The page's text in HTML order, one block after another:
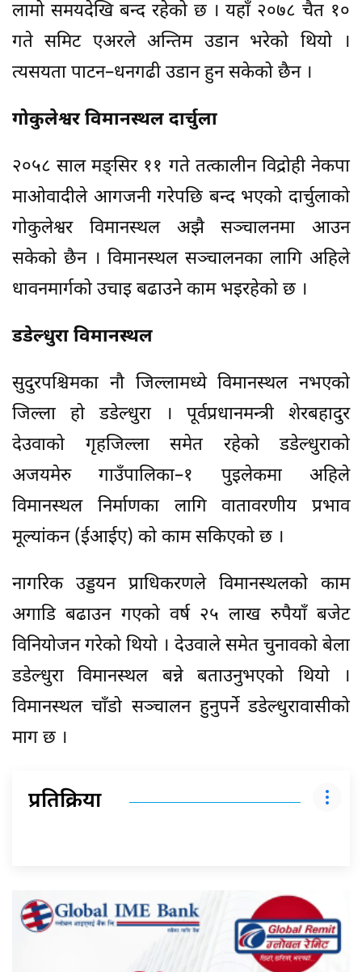
लामो समयदेखि बन्द रहेको छ । यहाँ २०७८ चैत १०
गते समिट एअरले अन्तिम उडान भरेको थियो ।
त्यसयता पाटन–धनगढी उडान हुन सकेको छैन ।
गोकुलेश्वर विमानस्थल दार्चुला
२०५८ साल मङ्सिर ११ गते तत्कालीन विद्रोही नेकपा
माओवादीले आगजनी गरेपछि बन्द भएको दार्चुलाको
गोकुलेश्वर विमानस्थल अझै सञ्चालनमा आउन
सकेको छैन । विमानस्थल सञ्चालनका लागि अहिले
धावनमार्गको उचाइ बढाउने काम भइरहेको छ ।
डडेल्धुरा विमानस्थल
सुदुरपश्चिमका नौ जिल्लामध्ये विमानस्थल नभएको
जिल्ला हो डडेल्धुरा । पूर्वप्रधानमन्त्री शेरबहादुर
देउवाको गृहजिल्ला समेत रहेको डडेल्धुराको
अजयमेरु गाउँपालिका–१ पुइलेकमा अहिले
विमानस्थल निर्माणका लागि वातावरणीय प्रभाव
मूल्यांकन (ईआईए) को काम सकिएको छ ।
नागरिक उड्डयन प्राधिकरणले विमानस्थलको काम
अगाडि बढाउन गएको वर्ष २५ लाख रुपैयाँ बजेट
विनियोजन गरेको थियो । देउवाले समेत चुनावको बेला
डडेल्धुरा विमानस्थल बन्ने बताउनुभएको थियो ।
विमानस्थल चाँडो सञ्चालन हुनुपर्ने डडेल्धुरावासीको
माग छ ।
प्रतिक्रिया